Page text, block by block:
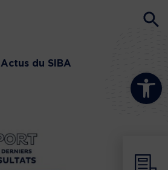
Ouvrir la
Actus du SIBA